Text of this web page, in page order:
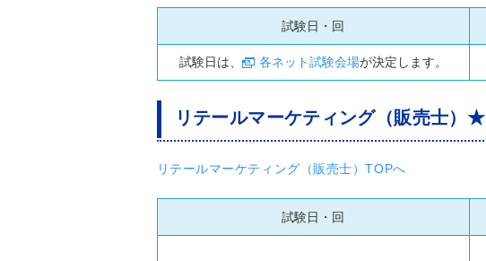
試験日・回
試験日は、 各ネット試験会場が決定します。
リテールマーケティング（販売士）★
リテールマーケティング（販売士）TOPへ
試験日・回